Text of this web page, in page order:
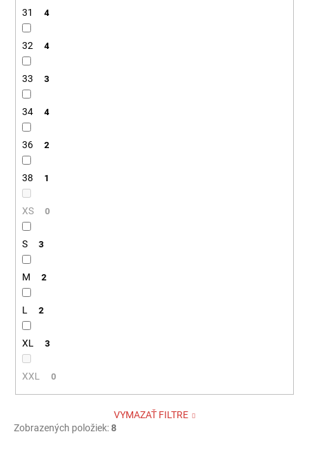
31 4
32 4
33 3
34 4
36 2
38 1
XS 0
S 3
M 2
L 2
XL 3
XXL 0
VYMAZAŤ FILTRE
Zobrazených položiek:8